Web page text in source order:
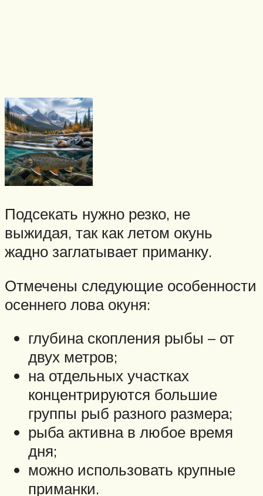
Подсекать нужно резко, не
выжидая, так как летом окунь
жадно заглатывает приманку.
Отмечены следующие особенности
осеннего лова окуня:
глубина скопления рыбы – от
двух метров;
на отдельных участках
концентрируются большие
группы рыб разного размера;
рыба активна в любое время
дня;
можно использовать крупные
приманки.